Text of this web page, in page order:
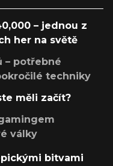
– jednou z
her na světě
– potřebné
techniky
měli začít?
války
bitvami